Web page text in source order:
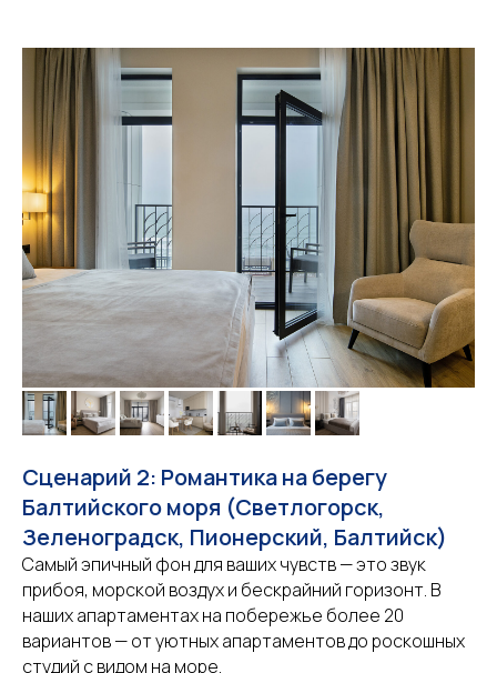
Сценарий 2: Романтика на берегу
Балтийского моря (Светлогорск,
Зеленоградск, Пионерский, Балтийск)
Самый эпичный фон для ваших чувств — это звук
прибоя, морской воздух и бескрайний горизонт. В
наших апартаментах на побережье более 20
вариантов — от уютных апартаментов до роскошных
студий с видом на море.